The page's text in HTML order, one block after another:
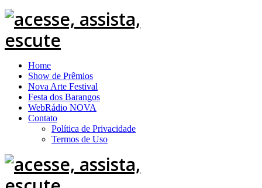
Home
Show de Prêmios
Nova Arte Festival
Festa dos Barangos
WebRádio NOVA
Contato
Política de Privacidade
Termos de Uso